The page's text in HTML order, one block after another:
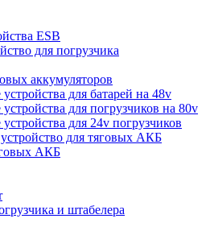
ESB
для погрузчика
аккумуляторов
для батарей на 48v
для погрузчиков на 80v
для 24v погрузчиков
устройство для тяговых АКБ
АКБ
и штабелера